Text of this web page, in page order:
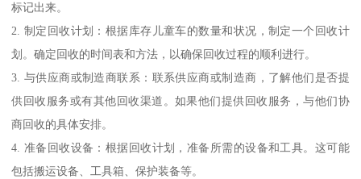
标记出来。
2. 制定回收计划：根据库存儿童车的数量和状况，制定一个回收计
划。确定回收的时间表和方法，以确保回收过程的顺利进行。
3. 与供应商或制造商联系：联系供应商或制造商，了解他们是否提
供回收服务或有其他回收渠道。如果他们提供回收服务，与他们协
商回收的具体安排。
4. 准备回收设备：根据回收计划，准备所需的设备和工具。这可能
包括搬运设备、工具箱、保护装备等。